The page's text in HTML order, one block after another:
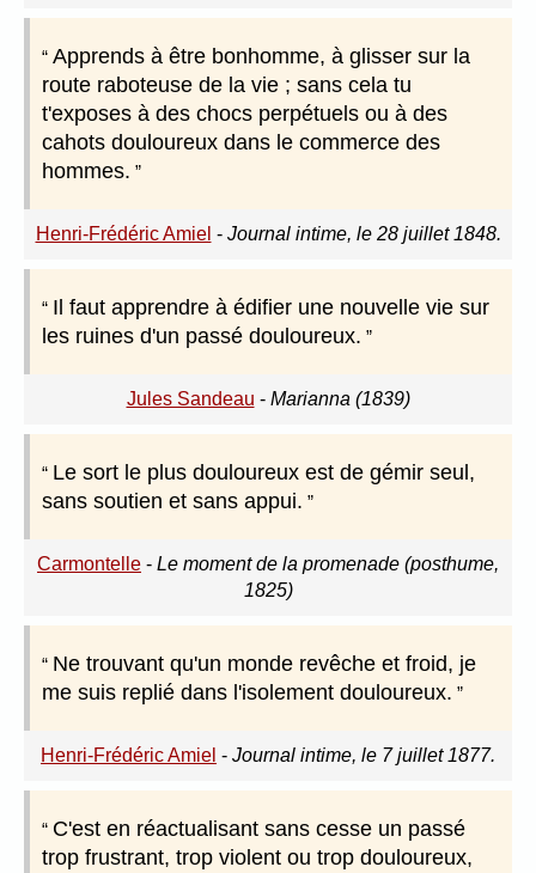
Apprends à être bonhomme, à glisser sur la
route raboteuse de la vie ; sans cela tu
t'exposes à des chocs perpétuels ou à des
cahots douloureux dans le commerce des
hommes.
Henri-Frédéric Amiel - Journal intime, le 28 juillet 1848.
Il faut apprendre à édifier une nouvelle vie sur
les ruines d'un passé douloureux.
Jules Sandeau - Marianna (1839)
Le sort le plus douloureux est de gémir seul,
sans soutien et sans appui.
Carmontelle - Le moment de la promenade (posthume,
1825)
Ne trouvant qu'un monde revêche et froid, je
me suis replié dans l'isolement douloureux.
Henri-Frédéric Amiel - Journal intime, le 7 juillet 1877.
C'est en réactualisant sans cesse un passé
trop frustrant, trop violent ou trop douloureux,